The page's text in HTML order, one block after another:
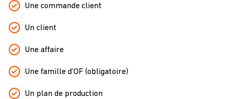
Une commande client
Un client
Une affaire
Une famille d’OF (obligatoire)
Un plan de production